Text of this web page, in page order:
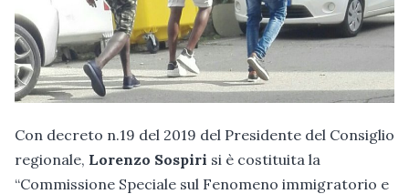
Con decreto n.19 del 2019 del Presidente del Consiglio
regionale, Lorenzo Sospiri si è costituita la
“Commissione Speciale sul Fenomeno immigratorio e